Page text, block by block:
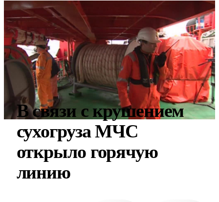
В связи с крушением
сухогруза МЧС
открыло горячую
линию